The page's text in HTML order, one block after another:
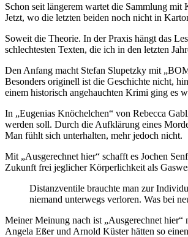
Schon seit längerem wartet die Sammlung
Jetzt, wo die letzten beiden noch nicht in
Soweit die Theorie. In der Praxis hängt das
schlechtesten Texten, die ich in den letzten
Den Anfang macht Stefan Slupetzky mit
Besonders originell ist die Geschichte nicht,
einem historisch angehauchten Krimi ging es
In „Eugenias Knöchelchen“ von Rebecca
werden soll. Durch die Aufklärung eines
Man fühlt sich unterhalten, mehr jedoch nicht.
Mit „Ausgerechnet hier“ schafft es Jochen
Zukunft frei jeglicher Körperlichkeit als
Distanzventile brauchte man zur
niemand unterwegs verloren. Was bei
Meiner Meinung nach ist „Ausgerechnet
Angela Eßer und Arnold Küster hätten so